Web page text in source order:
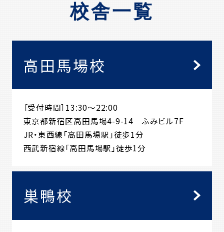
校舎一覧
高田馬場校
［受付時間］13:30～22:00
東京都新宿区高田馬場4-9-14 ふみビル7F
JR・東西線「高田馬場駅」徒歩1分
西武新宿線「高田馬場駅」徒歩1分
巣鴨校